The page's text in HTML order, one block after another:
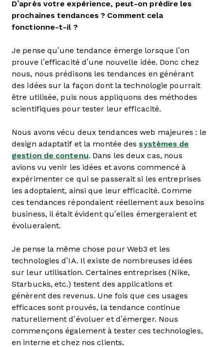
D’après votre expérience, peut-on prédire les
prochaines tendances ? Comment cela
fonctionne-t-il ?
Je pense qu’une tendance émerge lorsque l’on
prouve l’efficacité d’une nouvelle idée. Donc chez
nous, nous prédisons les tendances en générant
des idées sur la façon dont la technologie pourrait
être utilisée, puis nous appliquons des méthodes
scientifiques pour tester leur efficacité.
Nous avons vécu deux tendances web majeures : le
design adaptatif et la montée dessystèmes de
gestion de contenu. Dans les deux cas, nous
avions vu venir les idées et avons commencé à
expérimenter ce qui se passerait si les entreprises
les adoptaient, ainsi que leur efficacité. Comme
ces tendances répondaient réellement aux besoins
business, il était évident qu’elles émergeraient et
évolueraient.
Je pense la même chose pour Web3 et les
technologies d’IA. Il existe de nombreuses idées
sur leur utilisation. Certaines entreprises (Nike,
Starbucks, etc.) testent des applications et
génèrent des revenus. Une fois que ces usages
efficaces sont prouvés, la tendance continue
naturellement d’évoluer et d’émerger. Nous
commençons également à tester ces technologies,
en interne et chez nos clients.